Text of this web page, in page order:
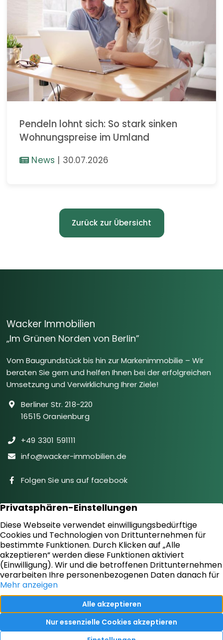
Pendeln lohnt sich: So stark sinken
Wohnungspreise im Umland
News | 30.07.2026
Zurück zur Übersicht
Wacker Immobilien
„Im Grünen Norden von Berlin”
Vom Baugrundstück bis hin zur Markenimmobilie – Wir
beraten Sie gern und helfen Ihnen bei der erfolgreichen
Umsetzung und Verwirklichung Ihrer Ziele!
Berliner Str. 218-220
16515 Oranienburg
+49 3301 591111
info@wacker-immobilien.de
Folgen Sie uns auf facebook
Immobilien
Downloads
Diensteistungen
Aktuelles
Sie suchen
Kontakt
Sie bieten an
Impressum
Kundenstimmen